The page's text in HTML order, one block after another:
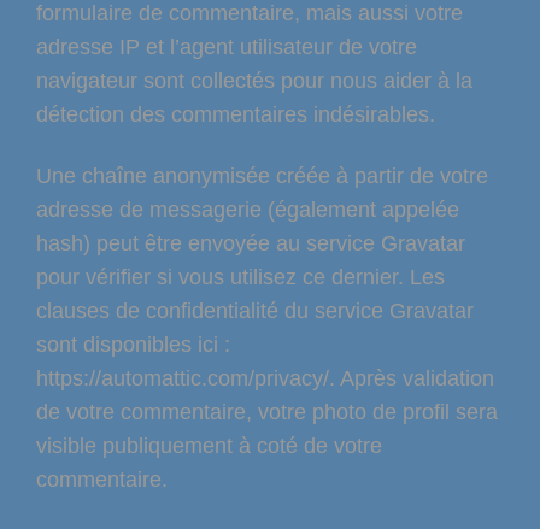
formulaire de commentaire, mais aussi votre
adresse IP et l’agent utilisateur de votre
navigateur sont collectés pour nous aider à la
détection des commentaires indésirables.
Une chaîne anonymisée créée à partir de votre
adresse de messagerie (également appelée
hash) peut être envoyée au service Gravatar
pour vérifier si vous utilisez ce dernier. Les
clauses de confidentialité du service Gravatar
sont disponibles ici :
https://automattic.com/privacy/. Après validation
de votre commentaire, votre photo de profil sera
visible publiquement à coté de votre
commentaire.